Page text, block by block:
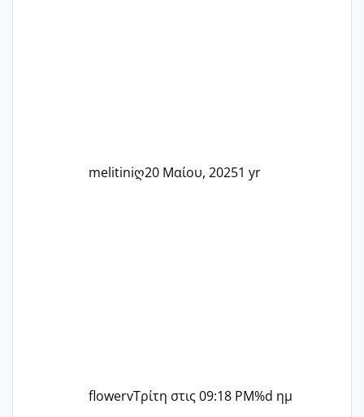
melitiniღ20 Μαίου, 20251 yr
flowervΤρίτη στις 09:18 PM%d ημ